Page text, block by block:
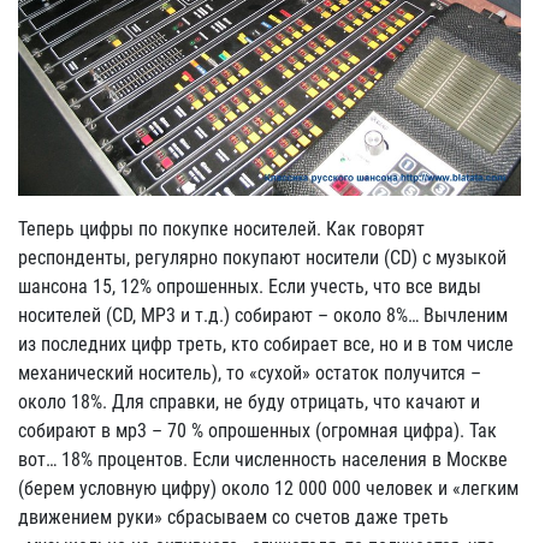
Теперь цифры по покупке носителей. Как говорят
респонденты, регулярно покупают носители (CD) с музыкой
шансона 15, 12% опрошенных. Если учесть, что все виды
носителей (CD, MP3 и т.д.) собирают – около 8%… Вычленим
из последних цифр треть, кто собирает все, но и в том числе
механический носитель), то «сухой» остаток получится –
около 18%. Для справки, не буду отрицать, что качают и
собирают в мр3 – 70 % опрошенных (огромная цифра). Так
вот… 18% процентов. Если численность населения в Москве
(берем условную цифру) около 12 000 000 человек и «легким
движением руки» сбрасываем со счетов даже треть